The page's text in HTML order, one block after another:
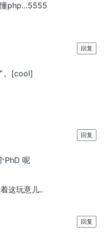
php…5555
。[cool]
回复
PhD 呢
这玩意儿..
回复
回复